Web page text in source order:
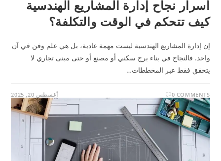
أسرار نجاح إدارة المشاريع الهندسية
كيف تتحكم في الوقت والتكلفة؟
إن إدارة المشاريع الهندسية ليست مهمة عادية، بل هي علم وفن في آن
واحد. فالنجاح في بناء برج سكني أو مصنع أو حتى مبنى تجاري لا
يتحقق فقط عبر المخططات…
0 COMMENTS أغسطس 20, 2025